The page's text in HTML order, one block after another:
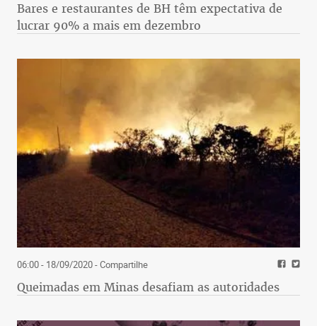
Bares e restaurantes de BH têm expectativa de
lucrar 90% a mais em dezembro
06:00 - 18/09/2020- Compartilhe
Queimadas em Minas desafiam as autoridades